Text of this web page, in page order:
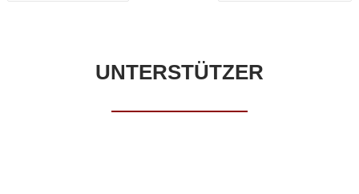
UNTERSTÜTZER